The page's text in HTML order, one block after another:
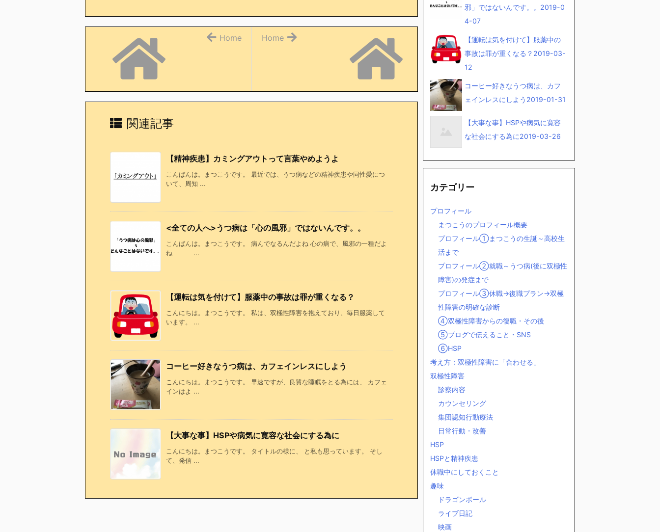
b
o
o
k
Home
Home
関連記事
【精神疾患】カミングアウトって言葉やめようよ
こんばんは。まつこうです。 最近では、うつ病などの精神疾患や同性愛につ
いて、周知 ...
<全ての人へ>うつ病は「心の風邪」ではないんです。。
こんばんは。まつこうです。 病んでなるんだよね 心の病で、風邪の一種だよ
ね ...
【運転は気を付けて】服薬中の事故は罪が重くなる？
こんにちは。まつこうです。 私は、双極性障害を抱えており、毎日服薬して
います。 ...
コーヒー好きなうつ病は、カフェインレスにしよう
こんにちは。まつこうです。 早速ですが、良質な睡眠をとる為には、 カフェ
インはよ ...
【大事な事】HSPや病気に寛容な社会にする為に
こんにちは。まつこうです。 タイトルの様に、 と私も思っています。 そし
て、発信 ...
邪」ではないんです。。 2019-0
4-07
【運転は気を付けて】服薬中の
事故は罪が重くなる？ 2019-03-
12
コーヒー好きなうつ病は、カフ
ェインレスにしよう 2019-01-31
【大事な事】HSPや病気に寛容
な社会にする為に2019-03-26
カテゴリー
プロフィール
まつこうのプロフィール概要
プロフィール①まつこうの生誕～高校生
活まで
プロフィール②就職～うつ病(後に双極性
障害)の発症まで
プロフィール③休職→復職プラン→双極
性障害の明確な診断
④双極性障害からの復職・その後
⑤ブログで伝えること・SNS
⑥HSP
考え方：双極性障害に「合わせる」
双極性障害
診察内容
カウンセリング
集団認知行動療法
日常行動・改善
HSP
HSPと精神疾患
休職中にしておくこと
趣味
ドラゴンボール
ライブ日記
映画